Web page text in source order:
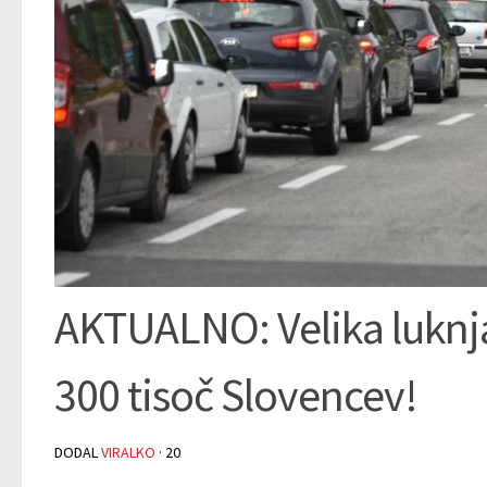
AKTUALNO: Velika
300 tisoč Slovencev!
DODALVIRALKO · 20